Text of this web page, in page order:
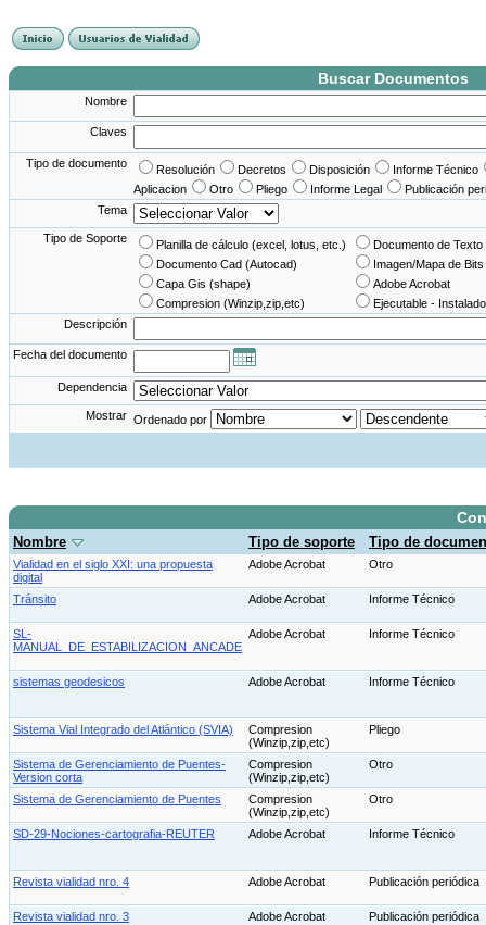
Buscar Documentos
Nombre
Claves
Tipo de documento Resolución Decretos Disposición
Informe Técnico
Aplicacion
Otro Pliego Informe Legal
Publicación
Tema
Tipo de Soporte Planilla de cálculo (excel, lotus, etc.)
Documento de
Documento Cad (Autocad)
Imagen/Mapa de Bits
Capa Gis (shape)
Adobe Acrobat
Compresion (Winzip,zip,etc)
Ejecutable -
Descripción
Fecha del documento
Dependencia
Mostrar Ordenado por
Nombre Tipo de soporte Tipo de
Vialidad en el siglo XXI: una propuesta
digital
Adobe Acrobat Otro
Tránsito Adobe Acrobat Informe Técnico
SL-
MANUAL_DE_ESTABILIZACION_ANCADE
Adobe Acrobat Informe Técnico
sistemas geodesicos Adobe Acrobat Informe Técnico
Sistema Vial Integrado del Atlántico (SVIA)
Compresion
(Winzip,zip,etc)
Pliego
Sistema de Gerenciamiento de Puentes-
Version corta
Compresion
(Winzip,zip,etc)
Otro
Sistema de Gerenciamiento de Puentes
Compresion
(Winzip,zip,etc)
Otro
SD-29-Nociones-cartografia-REUTER Adobe Acrobat Informe Técnico
Revista vialidad nro. 4 Adobe Acrobat Publicación periódica
Revista vialidad nro. 3 Adobe Acrobat Publicación periódica